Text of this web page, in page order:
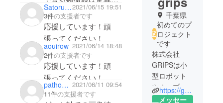
です。期待していま
す！頑張ってくださ
い！
Satoru Nakazono2021/06/15 19:51
3件の支援者です
応援しています！頑
張ってください！
aouirow 2021/06/14 18:48
2件の支援者です
応援しています！頑
張ってください！
pathoskuwao 2021/06/11 09:54
11件の支援者です
千葉県
初めてのプ
ロジェクト
です
株式会社
GRIPSは小
型ロボット
やオープン
ソース技術
https://grips.co.jp/
メッセー